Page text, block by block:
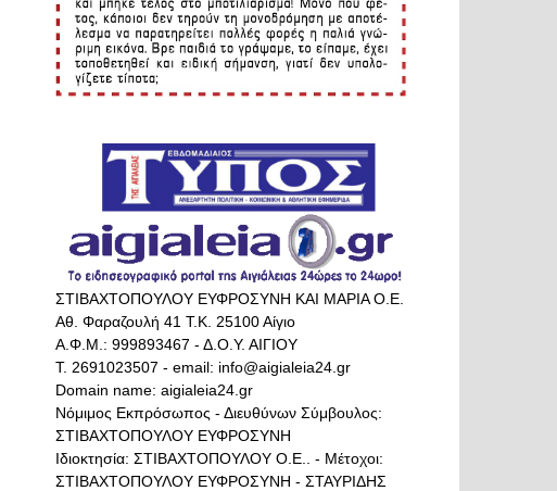
ΣΤΙΒΑΧΤΟΠΟΥΛΟΥ ΕΥΦΡΟΣΥΝΗ ΚΑΙ ΜΑΡΙΑ Ο.Ε.
Αθ. Φαραζουλή 41 Τ.Κ. 25100 Αίγιο
Α.Φ.Μ.: 999893467 - Δ.Ο.Υ. ΑΙΓΙΟΥ
Τ. 2691023507 - email: info@aigialeia24.gr
Domain name: aigialeia24.gr
Νόμιμος Εκπρόσωπος - Διευθύνων Σύμβουλος:
ΣΤΙΒΑΧΤΟΠΟΥΛΟΥ ΕΥΦΡΟΣΥΝΗ
Ιδιοκτησία: ΣΤΙΒΑΧΤΟΠΟΥΛΟΥ Ο.Ε.. - Μέτοχοι:
ΣΤΙΒΑΧΤΟΠΟΥΛΟΥ ΕΥΦΡΟΣΥΝΗ - ΣΤΑΥΡΙΔΗΣ